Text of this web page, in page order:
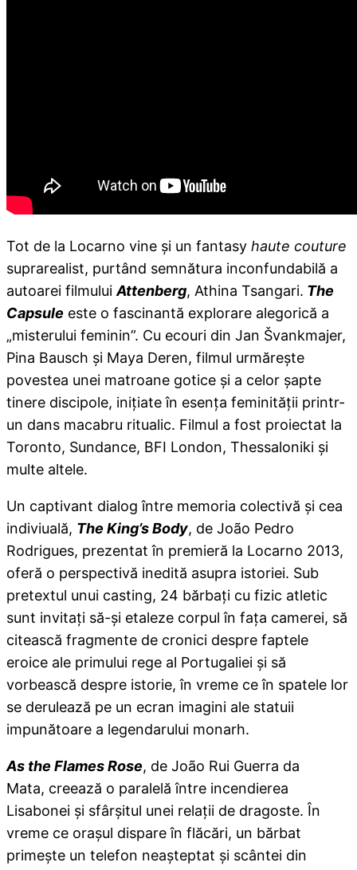
Tot de la Locarno vine şi un fantasy haute couture
suprarealist, purtând semnătura inconfundabilă a
autoarei filmului Attenberg, Athina Tsangari. The
Capsule este o fascinantă explorare alegorică a
„misterului feminin”. Cu ecouri din Jan Švankmajer,
Pina Bausch şi Maya Deren, filmul urmăreşte
povestea unei matroane gotice şi a celor şapte
tinere discipole, iniţiate în esenţa feminităţii printr-
un dans macabru ritualic. Filmul a fost proiectat la
Toronto, Sundance, BFI London, Thessaloniki şi
multe altele.
Un captivant dialog între memoria colectivă şi cea
indiviuală, The King’s Body, de João Pedro
Rodrigues, prezentat în premieră la Locarno 2013,
oferă o perspectivă inedită asupra istoriei. Sub
pretextul unui casting, 24 bărbaţi cu fizic atletic
sunt invitaţi să-şi etaleze corpul în faţa camerei, să
citească fragmente de cronici despre faptele
eroice ale primului rege al Portugaliei şi să
vorbească despre istorie, în vreme ce în spatele lor
se derulează pe un ecran imagini ale statuii
impunătoare a legendarului monarh.
As the Flames Rose, de João Rui Guerra da
Mata, creează o paralelă între incendierea
Lisabonei şi sfârşitul unei relaţii de dragoste. În
vreme ce oraşul dispare în flăcări, un bărbat
primeşte un telefon neaşteptat şi scântei din